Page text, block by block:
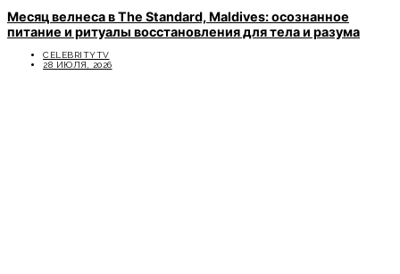
Месяц велнеса в The Standard, Maldives: осознанное
питание и ритуалы восстановления для тела и разума
CELEBRITYTV
28 ИЮЛЯ, 2026